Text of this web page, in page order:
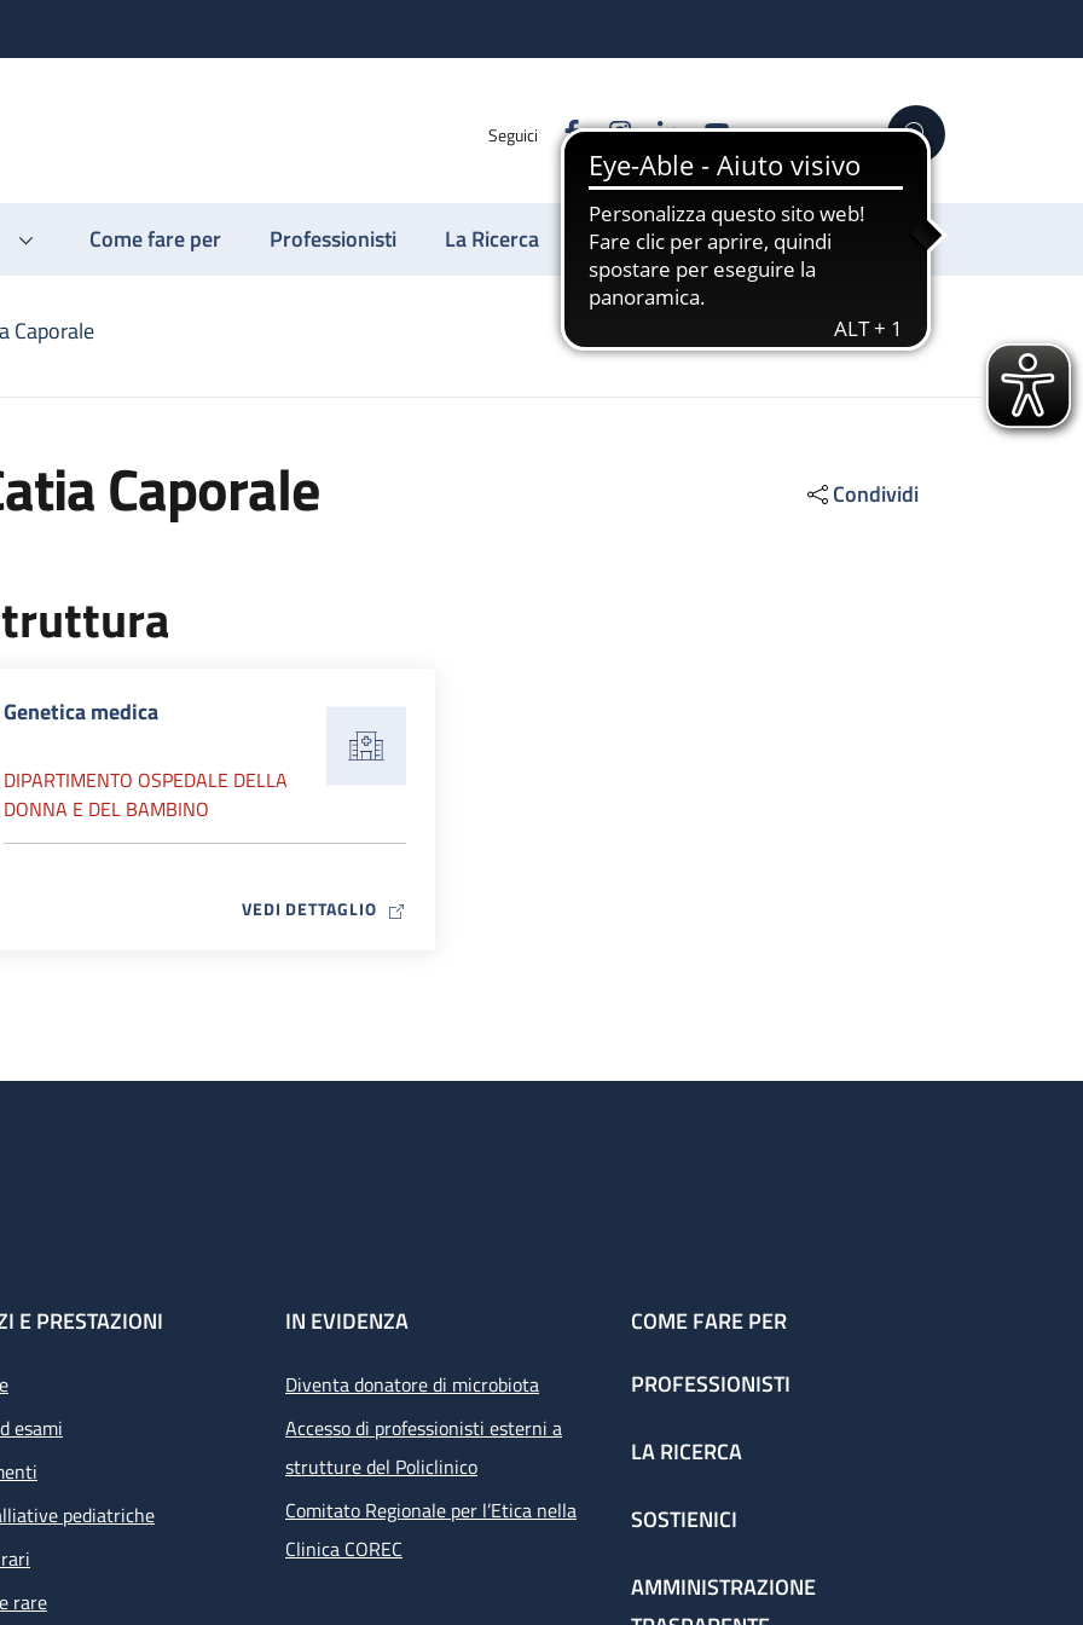
Seguici FacebookInstagram
LinkedinYouTube Cerca
Come fare per Professionisti La Ricerca Sostienici
Caporale
Caporale Condividi
Genetica medica
DIPARTIMENTO OSPEDALE DELLA
DONNA E DEL BAMBINO
VEDI DETTAGLIOMAP ICON
E PRESTAZIONI
esami
pediatriche
rare
IN EVIDENZA
Diventa donatore di microbiota
Accesso di professionisti esterni a
strutture del Policlinico
Comitato Regionale per l’Etica nella
Clinica COREC
COME FARE PER
PROFESSIONISTI
LA RICERCA
SOSTIENICI
AMMINISTRAZIONE